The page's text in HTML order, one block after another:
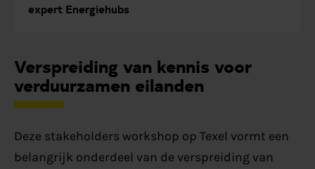
expert Energiehubs
Verspreiding van kennis voor
verduurzamen eilanden
Deze stakeholders workshop op Texel vormt een
belangrijk onderdeel van de verspreiding van